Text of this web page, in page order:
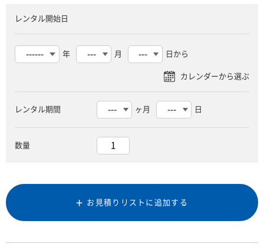
レンタル開始日
年 月 日から
レンタル期間 ヶ月 日
数量
お見積りリストに追加する